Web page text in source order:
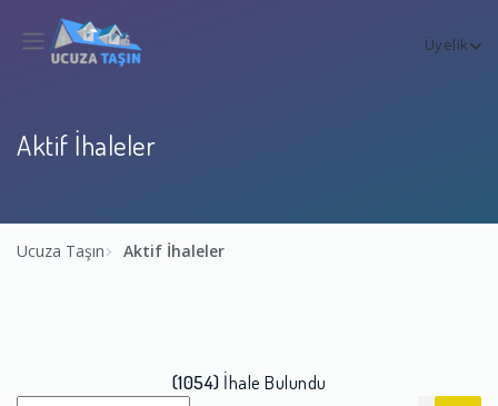
Üyelik
Aktif İhaleler
Ucuza Taşın Aktif İhaleler
(1054) İhale Bulundu